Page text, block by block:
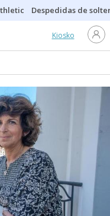
Despedidas de
Kiosko